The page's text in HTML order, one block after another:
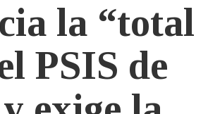
la “total
PSIS de